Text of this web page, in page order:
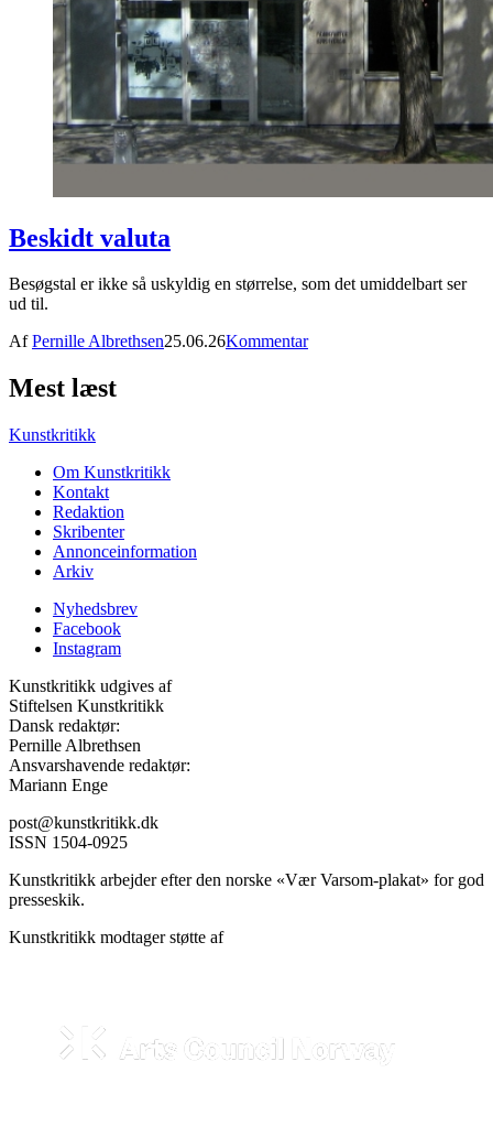
Beskidt valuta
Besøgstal er ikke så uskyldig en størrelse, som det umiddelbart ser
ud til.
AfPernille Albrethsen25.06.26Kommentar
Mest læst
Kunstkritikk
Om Kunstkritikk
Kontakt
Redaktion
Skribenter
Annonceinformation
Arkiv
Nyhedsbrev
Facebook
Instagram
Kunstkritikk udgives af
Stiftelsen Kunstkritikk
Dansk redaktør:
Pernille Albrethsen
Ansvarshavende redaktør:
Mariann Enge
post@kunstkritikk.dk
ISSN 1504-0925
Kunstkritikk arbejder efter den norske «Vær Varsom-plakat» for god
presseskik.
Kunstkritikk modtager støtte af